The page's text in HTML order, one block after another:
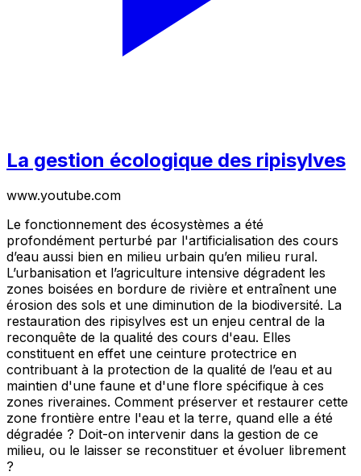
La gestion écologique des ripisylves
www.youtube.com
Le fonctionnement des écosystèmes a été
profondément perturbé par l'artificialisation des cours
d’eau aussi bien en milieu urbain qu’en milieu rural.
L’urbanisation et l’agriculture intensive dégradent les
zones boisées en bordure de rivière et entraînent une
érosion des sols et une diminution de la biodiversité. La
restauration des ripisylves est un enjeu central de la
reconquête de la qualité des cours d'eau. Elles
constituent en effet une ceinture protectrice en
contribuant à la protection de la qualité de l’eau et au
maintien d'une faune et d'une flore spécifique à ces
zones riveraines. Comment préserver et restaurer cette
zone frontière entre l'eau et la terre, quand elle a été
dégradée ? Doit-on intervenir dans la gestion de ce
milieu, ou le laisser se reconstituer et évoluer librement
?